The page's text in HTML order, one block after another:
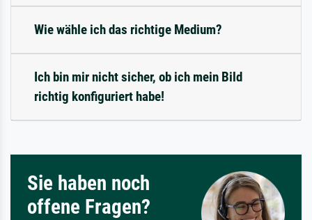
Wie wähle ich das richtige Medium?
Ich bin mir nicht sicher, ob ich mein Bild
richtig konfiguriert habe!
Sie haben noch
offene Fragen?